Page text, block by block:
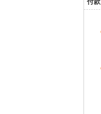
付款